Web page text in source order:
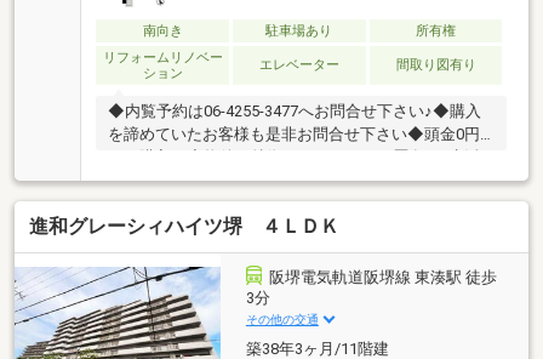
南向き 駐車場あり
所有権
リフォームリノベー
ション
エレベーター 間取り図有り
◆内覧予約は06-4255-3477へお問合せ下さい♪◆購入
を諦めていたお客様も是非お問合せ下さい◆頭金0円
より購入可◆物件の特徴！・リフォーム歴有♪・生活
便利な周辺環境！・南向きバルコニー♪・湊駅徒歩圏
内◎◆見るだけ大歓迎◆接客対応品質に自信があり◆
夜間早朝もお気軽にご連絡ください！◆無料送迎可
「購入するか分からないけど見るだけ見たい」「他社
の物件もまとめて見てみたい」等ご購入をご検討中の
お客様にとって、より良い条件でご購入頂く為に精一
杯サポート致します不動産の事なら何でもお気軽にご
相談下さい！
進和グレーシィハイツ堺 ４ＬＤＫ
阪堺電気軌道阪堺線 東湊駅 徒歩
3分
その他の交通
築38年3ヶ月/11階建